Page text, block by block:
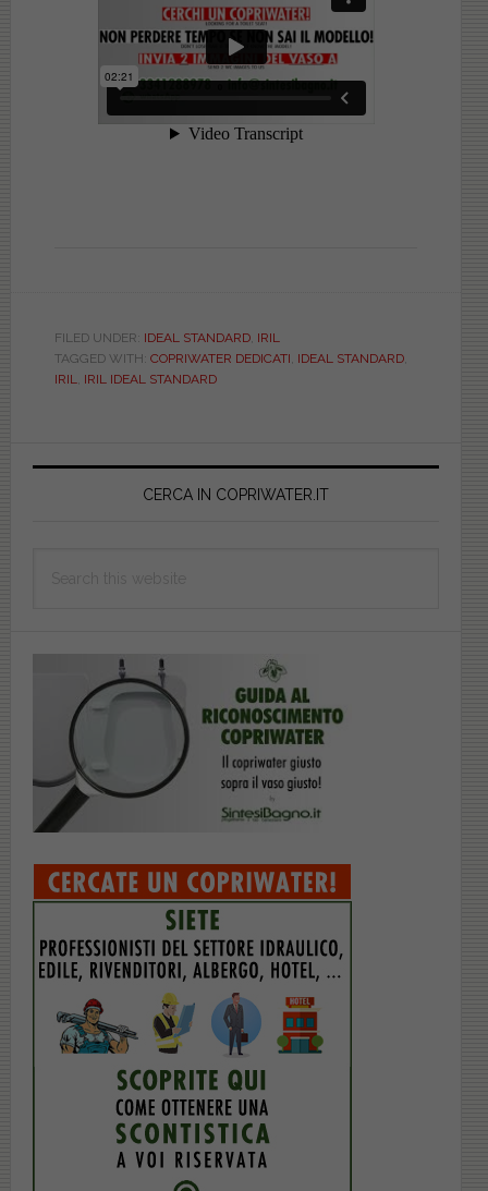
FILED UNDER: IDEAL STANDARD, IRIL
TAGGED WITH: COPRIWATER DEDICATI IDEAL STANDARD,
IRIL
IRIL IDEAL STANDARD
Primary
CERCA IN COPRIWATER.IT